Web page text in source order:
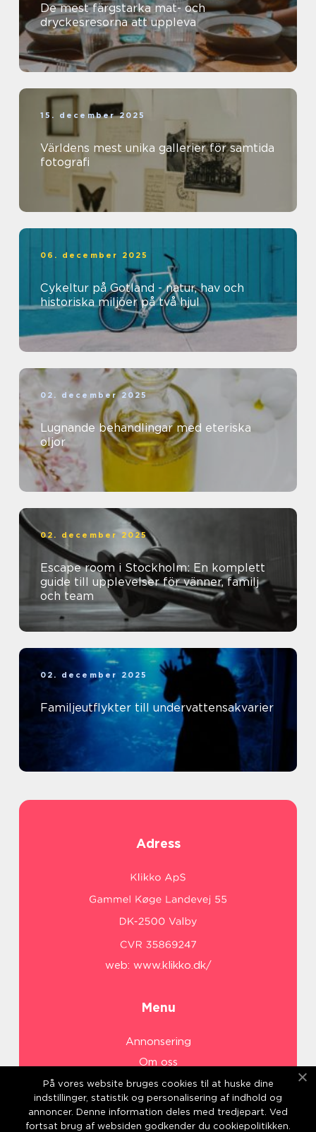
De mest färgstarka mat- och
dryckesresorna att uppleva
15. december 2025
Världens mest unika gallerier för samtida
fotografi
06. december 2025
Cykeltur på Gotland - natur, hav och
historiska miljöer på två hjul
02. december 2025
Lugnande behandlingar med eteriska
oljor
02. december 2025
Escape room i Stockholm: En komplett
guide till upplevelser för vänner, familj
och team
02. december 2025
Familjeutflykter till undervattensakvarier
Adress
web: www.klikko.dk/
Menu
Annonsering
Om oss
Cookies
Kontakta oss
Sitemap
På vores website bruges cookies til at huske dine
indstillinger, statistik og personalisering af indhold og
annoncer. Denne information deles med tredjepart. Ved
fortsat brug af websiden godkender du cookiepolitikken.